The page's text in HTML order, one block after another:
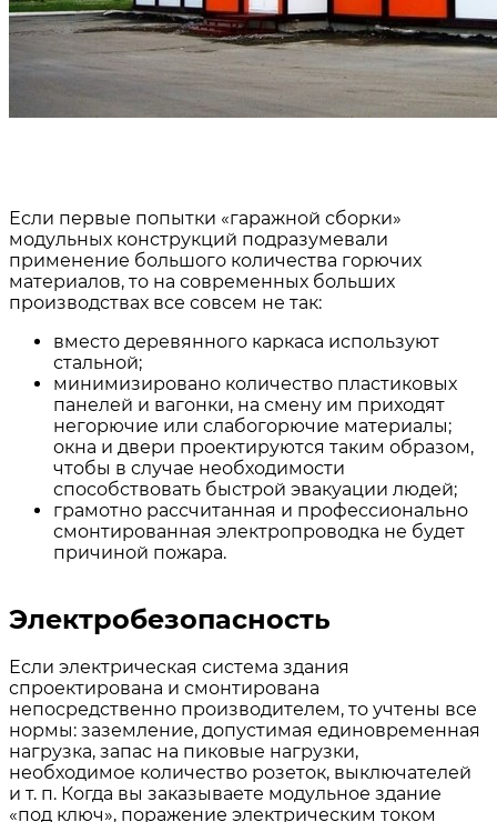
Если первые попытки «гаражной сборки»
модульных конструкций подразумевали
применение большого количества горючих
материалов, то на современных больших
производствах все совсем не так:
вместо деревянного каркаса используют
стальной;
минимизировано количество пластиковых
панелей и вагонки, на смену им приходят
негорючие или слабогорючие материалы;
окна и двери проектируются таким образом,
чтобы в случае необходимости
способствовать быстрой эвакуации людей;
грамотно рассчитанная и профессионально
смонтированная электропроводка не будет
причиной пожара.
Электробезопасность
Если электрическая система здания
спроектирована и смонтирована
непосредственно производителем, то учтены все
нормы: заземление, допустимая единовременная
нагрузка, запас на пиковые нагрузки,
необходимое количество розеток, выключателей
и т. п. Когда вы заказываете модульное здание
«под ключ», поражение электрическим током